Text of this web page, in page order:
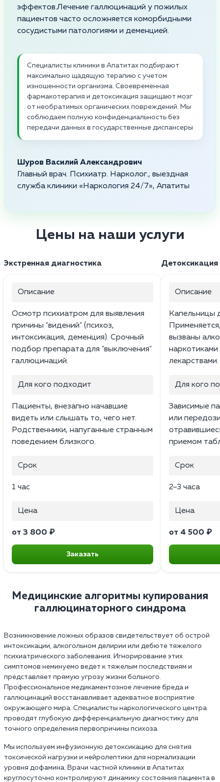
эффектов.Лечение галлюцинаций у пожилых
пациентов часто осложняется коморбидными
сосудистыми патологиями и деменцией.
Специалисты клиники в Апатитах подбирают
максимально щадящую терапию с учетом
изношенности организма. Своевременная
фармакотерапия и детоксикация защищают мозг
от необратимых органических повреждений. Мы
соблюдаем полную конфиденциальность без
передачи данных в государственные диспансеры
Шуров Василий Александрович
Главный врач. Психиатр. Нарколог., выездная
служба клиники «Наркология 24/7», Апатиты
Цены на наши услуги
Экстренная диагностика
Описание
Осмотр психиатром для выявления
причины "видений" (психоз,
интоксикация, деменция). Срочный
подбор препарата для "выключения"
галлюцинаций.
Для кого подходит
Пациенты, внезапно начавшие
видеть или слышать то, чего нет.
Родственники, напуганные странным
поведением близкого.
Срок
1 час
Цена
от 3 800 ₽
Заказать
Описание
Капельницы
вызваны
лекарствами.
Для кого
Зависимые
или
приемом
Срок
2–3 часа
Цена
от 4 500 ₽
Медицинские алгоритмы купирования
галлюцинаторного синдрома
Возникновение ложных образов свидетельствует об острой
интоксикации, алкогольном делирии или дебюте тяжелого
психиатрического заболевания. Игнорирование этих
симптомов неминуемо ведет к тяжелым последствиям и
представляет прямую угрозу жизни больного.
Профессиональное медикаментозное лечение бреда и
галлюцинаций восстанавливает адекватное восприятие
окружающего мира. Специалисты наркологического центра
проводят глубокую дифференциальную диагностику для
точного определения первопричины психоза.
Мы используем инфузионную детоксикацию для снятия
токсической нагрузки и нейролептики для нормализации
уровня дофамина. Врачи частной клиники в Апатитах
круглосуточно контролируют динамику состояния пациента в